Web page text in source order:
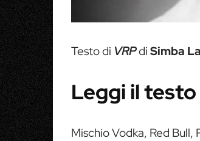
Testo di VRPdi Simba
Leggi il testo
Mischio Vodka, Red Bull,